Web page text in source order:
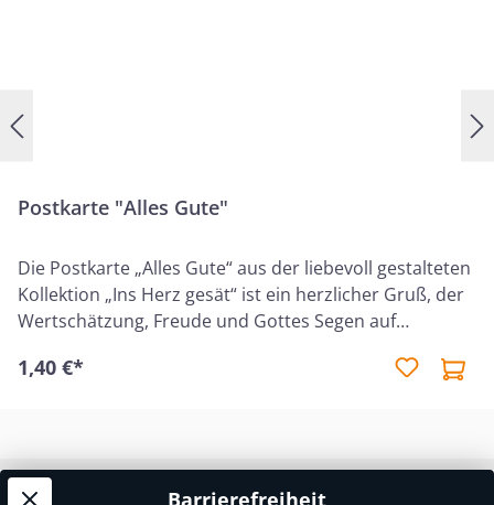
Postkarte "Alles Gute"
Die Postkarte „Alles Gute“ aus der liebevoll gestalteten
Kollektion „Ins Herz gesät“ ist ein herzlicher Gruß, der
Wertschätzung, Freude und Gottes Segen auf
einem Menschen liebevolle Worte und einen
zwischendurch. Auf der Karte ist der ermutigende
Bibelvers aus 4. Mose 6,26 abgedruckt: „Der HERR
1,40 €*
Barrierefreiheit